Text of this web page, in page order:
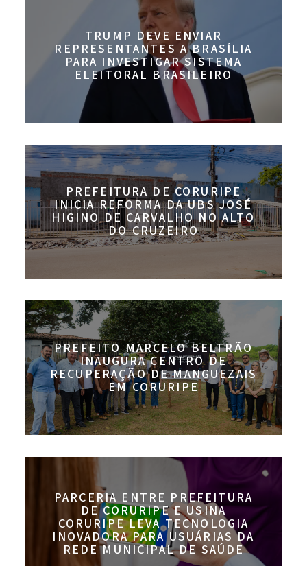
TRUMP DEVE ENVIAR
REPRESENTANTES A BRASÍLIA
PARA INVESTIGAR SISTEMA
ELEITORAL BRASILEIRO
PREFEITURA DE CORURIPE
INICIA REFORMA DA UBS JOSÉ
HIGINO DE CARVALHO NO ALTO
DO CRUZEIRO
PREFEITO MARCELO BELTRÃO
INAUGURA CENTRO DE
RECUPERAÇÃO DE MANGUEZAIS
EM CORURIPE
PARCERIA ENTRE PREFEITURA
DE CORURIPE E USINA
CORURIPE LEVA TECNOLOGIA
INOVADORA PARA USUÁRIAS DA
REDE MUNICIPAL DE SAÚDE